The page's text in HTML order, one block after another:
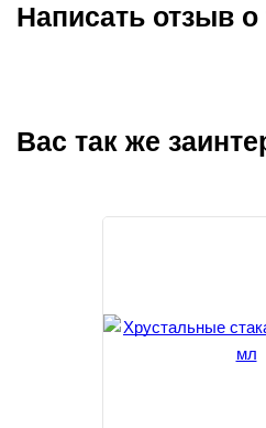
Написать отзыв о
Вас так же